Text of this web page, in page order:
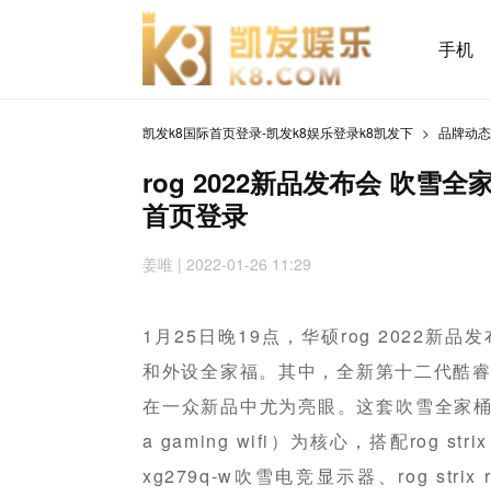
手机
凯发k8国际首页登录-凯发k8娱乐登录k8凯发下 品牌动
rog 2022新品发布会 吹雪全
首页登录
姜唯 | 2022-01-26 11:29
1月25日晚19点，华硕rog 2022新品
和外设全家福。其中，全新第十二代酷
在一众新品中尤为亮眼。这套吹雪全
a gaming wifi）为核心，搭配rog
xg279q-w吹雪电竞显示器、rog